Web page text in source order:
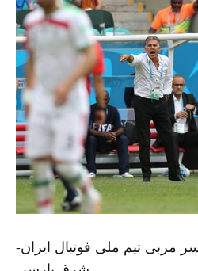
تیم ملی فوتبال ایران-